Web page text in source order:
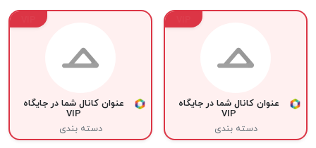
عنوان کانال شما در جایگاه
VIP
دسته بندی
عنوان کانال شما در جایگاه
VIP
دسته بندی